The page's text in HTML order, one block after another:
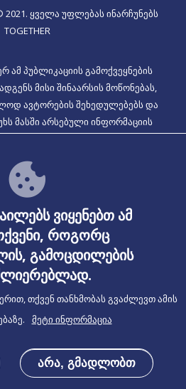
ყველა უფლებას ინარჩუნებს
TOGETHER
ამ პუბლიკაციის გამოქვეყნების
მისი შინაარსის მოწონებას,
ავტორების შეხედულებებს და
მასში არსებული ინფორმაციის
მეტი ინფორმაციისთვის
ინსტრუქციები
ევროკავშირის
Erasmus+ მიერ
ვიყენებთ ამ
როგორც
გამოცდილების
თქვენ თანხმობას გვაძლევთ ამის
მეტი ინფორმაცია
არა, გმადლობთ